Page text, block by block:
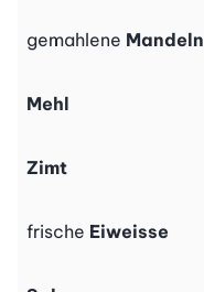
gemahlene Mandeln
Mehl
Zimt
frische Eiweisse